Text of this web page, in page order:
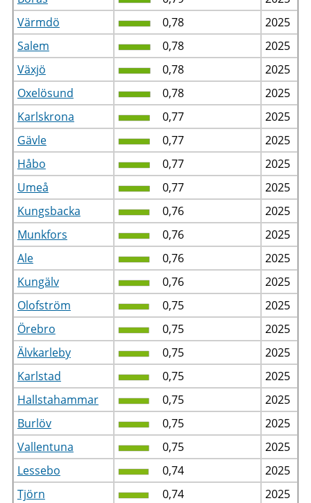
Värmdö
0,78
2025
Salem
0,78
2025
Växjö
0,78
2025
Oxelösund
0,78
2025
Karlskrona
0,77
2025
Gävle
0,77
2025
Håbo
0,77
2025
Umeå
0,77
2025
Kungsbacka
0,76
2025
Munkfors
0,76
2025
Ale
0,76
2025
Kungälv
0,76
2025
Olofström
0,75
2025
Örebro
0,75
2025
Älvkarleby
0,75
2025
Karlstad
0,75
2025
Hallstahammar
0,75
2025
Burlöv
0,75
2025
Vallentuna
0,75
2025
Lessebo
0,74
2025
Tjörn
0,74
2025